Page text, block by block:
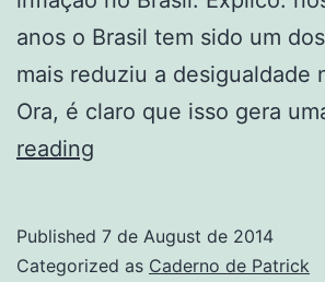
anos o Brasil tem sido um
mais reduziu a desigualdade
Ora, é claro que isso gera
reading
da
Published 7 de August de 2014
Categorized as Caderno de Patrick